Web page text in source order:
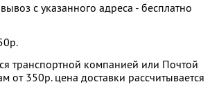
с указанного адреса - бесплатно
транспортной компанией или Почтой
от 350р. цена доставки рассчитывается